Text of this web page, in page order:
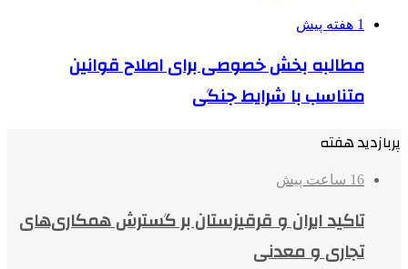
1 هفته پیش
مطالبه بخش خصوصی برای اصلاح قوانین
متناسب با شرایط جنگی
پربازدید هفته
16 ساعت پیش
تاکید ایران و قرقیزستان بر گسترش همکاری‌های
تجاری و معدنی